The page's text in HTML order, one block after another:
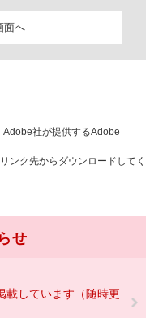
Adobe社が提供するAdobe
ンク先からダウンロードしてく
せ
載しています（随時更